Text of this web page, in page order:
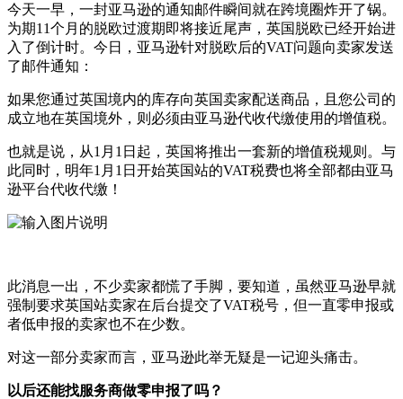
今天一早，一封亚马逊的通知邮件瞬间就在跨境圈炸开了锅。
为期11个月的脱欧过渡期即将接近尾声，英国脱欧已经开始进
入了倒计时。今日，亚马逊针对脱欧后的VAT问题向卖家发送
了邮件通知：
如果您通过英国境内的库存向英国卖家配送商品，且您公司的
成立地在英国境外，则必须由亚马逊代收代缴使用的增值税。
也就是说，从1月1日起，英国将推出一套新的增值税规则。与
此同时，明年1月1日开始英国站的VAT税费也将全部都由亚马
逊平台代收代缴！
此消息一出，不少卖家都慌了手脚，要知道，虽然亚马逊早就
强制要求英国站卖家在后台提交了VAT税号，但一直零申报或
者低申报的卖家也不在少数。
对这一部分卖家而言，亚马逊此举无疑是一记迎头痛击。
以后还能找服务商做零申报了吗？